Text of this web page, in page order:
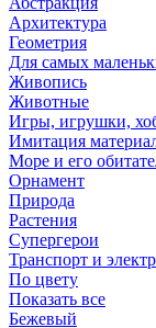
Архитектура
Геометрия
Для самых
Живопись
Животные
Игры, игрушки,
Имитация
Море и его
Орнамент
Природа
Растения
Супергерои
Транспорт и
По цвету
Показать все
Бежевый